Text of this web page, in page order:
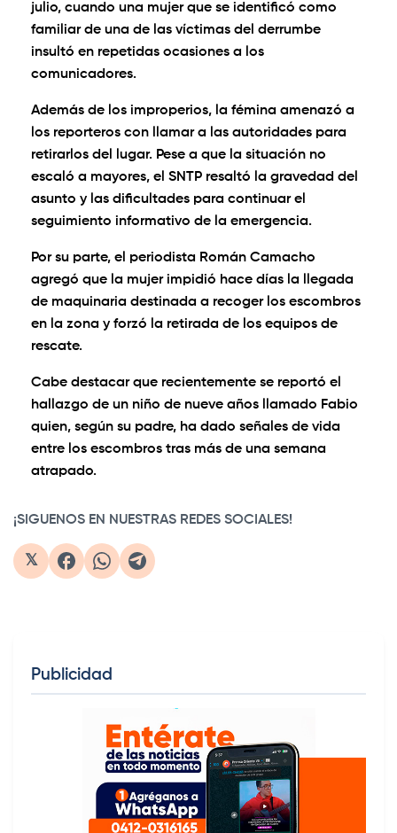
julio, cuando una mujer que se identificó como
familiar de una de las víctimas del derrumbe
insultó en repetidas ocasiones a los
comunicadores.
Además de los improperios, la fémina amenazó a
los reporteros con llamar a las autoridades para
retirarlos del lugar. Pese a que la situación no
escaló a mayores, el SNTP resaltó la gravedad del
asunto y las dificultades para continuar el
seguimiento informativo de la emergencia.
Por su parte, el periodista Román Camacho
agregó que la mujer impidió hace días la llegada
de maquinaria destinada a recoger los escombros
en la zona y forzó la retirada de los equipos de
rescate.
Cabe destacar que recientemente se reportó el
hallazgo de un niño de nueve años llamado Fabio
quien, según su padre, ha dado señales de vida
entre los escombros tras más de una semana
atrapado.
¡SIGUENOS EN NUESTRAS REDES SOCIALES!
𝕏
Publicidad